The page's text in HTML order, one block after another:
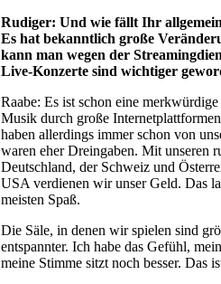
Rudiger: Und wie fällt Ihr
Es hat bekanntlich große
kann man wegen der
Live-Konzerte sind wichtiger
Raabe: Es ist schon eine
Musik durch große
haben allerdings immer schon von
waren eher Dreingaben. Mit unseren
Deutschland, der Schweiz und
USA verdienen wir unser Geld. Das
meisten Spaß.
Die Säle, in denen wir spielen sind
entspannter. Ich habe das Gefühl,
meine Stimme sitzt noch besser. Das